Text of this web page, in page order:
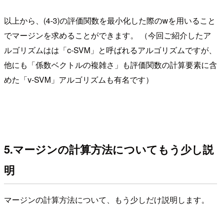
以上から、(4-3)の評価関数を最小化した際のwを用いること
でマージンを求めることができます。 （今回ご紹介したア
ルゴリズムはは「c-SVM」と呼ばれるアルゴリズムですが、
他にも「係数ベクトルの複雑さ」も評価関数の計算要素に含
めた「v-SVM」アルゴリズムも有名です）
5.マージンの計算方法についてもう少し説
明
マージンの計算方法について、もう少しだけ説明します。